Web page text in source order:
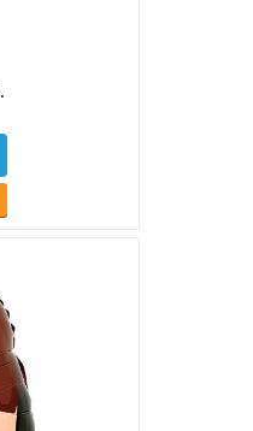
.